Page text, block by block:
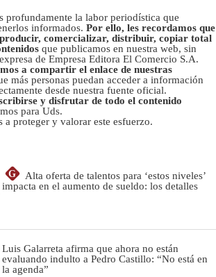
profundamente la labor periodística que
informados. Por ello, les recordamos que
comercializar, distribuir, copiar total
que publicamos en nuestra web, sin
de Empresa Editora El Comercio S.A.
a compartir el enlace de nuestras
más personas puedan acceder a información
desde nuestra fuente oficial.
y disfrutar de todo el contenido
para Uds.
a proteger y valorar este esfuerzo.
G
Alta oferta de talentos para ‘estos niveles’
impacta en el aumento de sueldo: los detalles
Luis Galarreta afirma que ahora no están
evaluando indulto a Pedro Castillo: “No está en
la agenda”